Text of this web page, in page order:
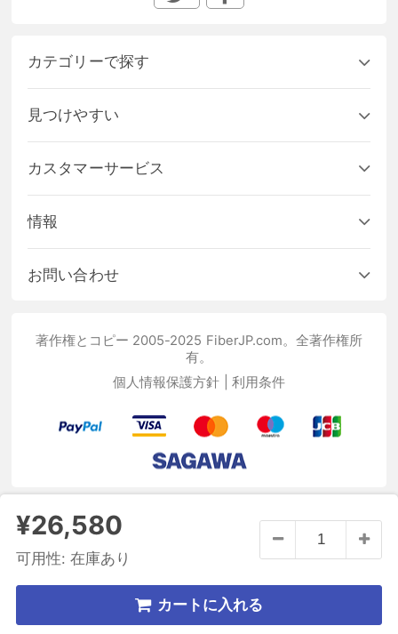
¥26,580
可用性: 在庫あり
カートに入れる
カテゴリーで探す
見つけやすい
カスタマーサービス
情報
お問い合わせ
著作権とコピー 2005-2025 FiberJP.com。全著作権所
有。
個人情報保護方針
利用条件